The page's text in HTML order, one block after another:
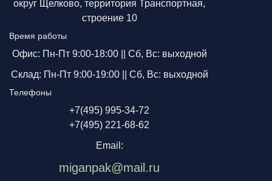
округ Щелково, территория Транспортная,
строение 10
Время работы
Офис: Пн-Пт 9:00-18:00 || Сб, Вс: выходной
Склад: Пн-Пт 9:00-19:00 || Сб, Вс: выходной
Телефоны
+7(495) 995-34-72
+7(495) 221-68-62
Email:
miganpak@mail.ru